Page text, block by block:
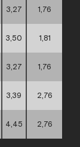
3,27 1,76
3,50 1,81
3,27 1,76
3,39 2,76
4,45 2,76